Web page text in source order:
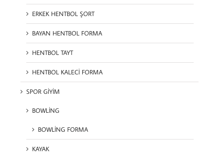
ERKEK HENTBOL ŞORT
BAYAN HENTBOL FORMA
HENTBOL TAYT
HENTBOL KALECİ FORMA
SPOR GİYİM
BOWLİNG
BOWLİNG FORMA
KAYAK